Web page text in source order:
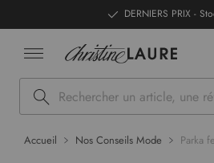
DERNIERS PRIX -
Rechercher
Accueil Nos Conseils Mode Parka